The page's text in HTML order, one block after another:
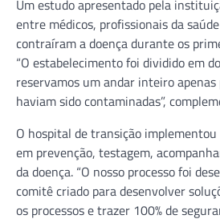
Um estudo apresentado pela
entre médicos, profissionais da
contraíram a doença durante os
“O estabelecimento foi dividido em
reservamos um andar inteiro apenas
haviam sido contaminadas”,
O hospital de transição
em prevenção, testagem,
da doença. “O nosso processo foi
comitê criado para desenvolver
os processos e trazer 100% de